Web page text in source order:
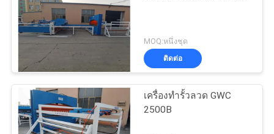
MOQ:หนึ่งชุด
ติดต่อ
เครื่องทำรั้วลวด GWC
2500B